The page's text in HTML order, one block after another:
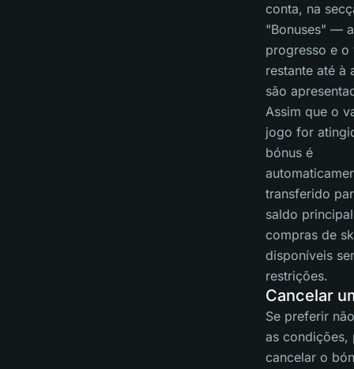
conta, na
"Bonuses" —
progresso e o
restante até à
são
Assim que o
jogo for
bónus é
transferido
saldo
compras de
disponíveis
restrições.
Cancelar
Se preferir
as condições,
cancelar o